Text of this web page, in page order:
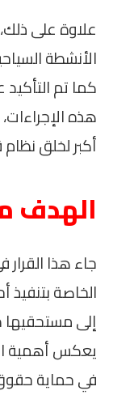
علاوة على
الأنشطة
كما تم
هذه
أكبر لخلق
الهدف
جاء هذا
الخاصة
إلى مستحقيها
يعكس أهمية
في حماية حقوق